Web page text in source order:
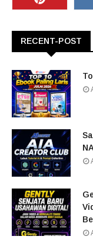
RECENT-POST